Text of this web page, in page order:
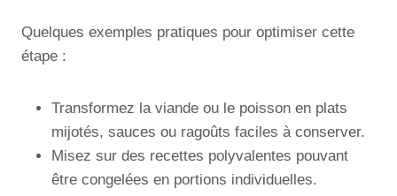
Quelques exemples pratiques pour optimiser cette
étape :
Transformez la viande ou le poisson en plats
mijotés, sauces ou ragoûts faciles à conserver.
Misez sur des recettes polyvalentes pouvant
être congelées en portions individuelles.